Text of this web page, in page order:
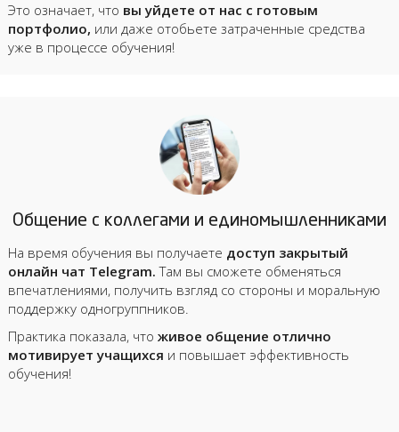
Это означает, что вы уйдете от нас с готовым
портфолио, или даже отобьете затраченные средства
уже в процессе обучения!
Общение с коллегами и единомышленниками
На время обучения вы получаете доступ закрытый
онлайн чат Telegram. Там вы сможете обменяться
впечатлениями, получить взгляд со стороны и моральную
поддержку одногруппников.
Практика показала, что живое общение отлично
мотивирует учащихся и повышает эффективность
обучения!